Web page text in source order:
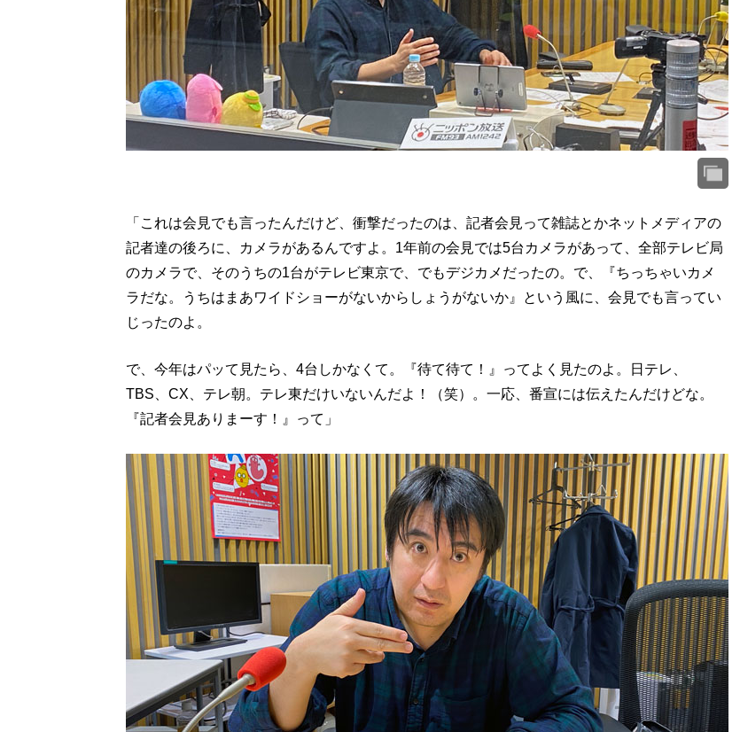
「これは会見でも言ったんだけど、衝撃だったのは、記者会見って雑誌とかネットメディアの
記者達の後ろに、カメラがあるんですよ。1年前の会見では5台カメラがあって、全部テレビ局
のカメラで、そのうちの1台がテレビ東京で、でもデジカメだったの。で、『ちっちゃいカメ
ラだな。うちはまあワイドショーがないからしょうがないか』という風に、会見でも言ってい
じったのよ。
で、今年はパッて見たら、4台しかなくて。『待て待て！』ってよく見たのよ。日テレ、
TBS、CX、テレ朝。テレ東だけいないんだよ！（笑）。一応、番宣には伝えたんだけどな。
『記者会見ありまーす！』って」